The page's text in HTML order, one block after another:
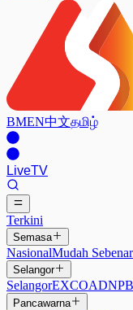
BMEN中文தமிழ்
LiveTV
Terkini
Semasa
NasionalMudah
Selangor
SelangorEXCOADN
Pancawarna